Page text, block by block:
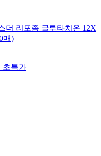
더 리포좀 글루타치온 12X
매)
초특가